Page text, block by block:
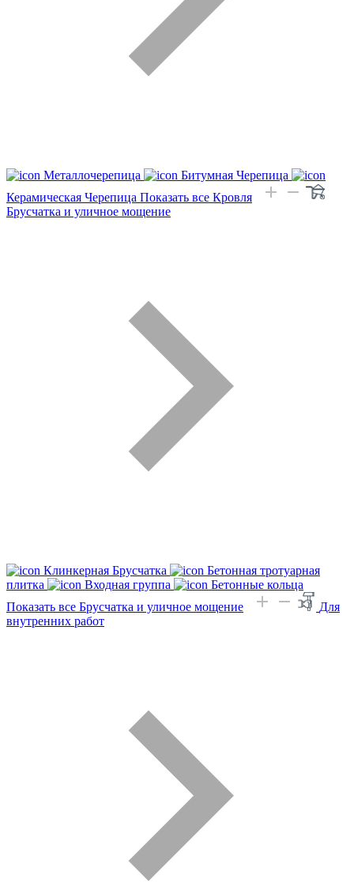
Металлочерепица
Битумная Черепица
Керамическая Черепица Показать все Кровля
Брусчатка и уличное мощение
Клинкерная Брусчатка
Бетонная тротуарная
плитка
Входная группа
Бетонные кольца
Показать все Брусчатка и уличное мощение
Для
внутренних работ